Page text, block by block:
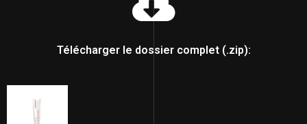
Télécharger le dossier complet (.zip):